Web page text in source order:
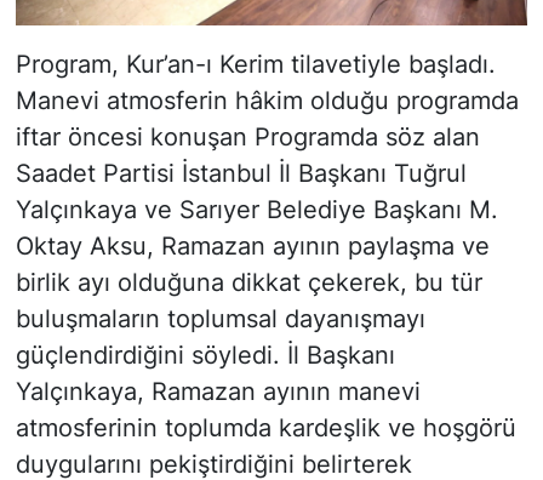
Program, Kur’an-ı Kerim tilavetiyle başladı.
Manevi atmosferin hâkim olduğu programda
iftar öncesi konuşan Programda söz alan
Saadet Partisi İstanbul İl Başkanı Tuğrul
Yalçınkaya ve Sarıyer Belediye Başkanı M.
Oktay Aksu, Ramazan ayının paylaşma ve
birlik ayı olduğuna dikkat çekerek, bu tür
buluşmaların toplumsal dayanışmayı
güçlendirdiğini söyledi. İl Başkanı
Yalçınkaya, Ramazan ayının manevi
atmosferinin toplumda kardeşlik ve hoşgörü
duygularını pekiştirdiğini belirterek